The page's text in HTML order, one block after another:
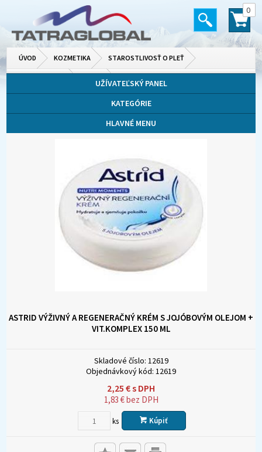
0
ÚVOD KOZMETIKA STAROSTLIVOSŤ O PLEŤ
DENNÉ
UŽÍVATEĽSKÝ PANEL
KATEGÓRIE
HLAVNÉ MENU
ASTRID VÝŽIVNÝ A REGENERAČNÝ KRÉM S JOJÓBOVÝM OLEJOM +
VIT.KOMPLEX 150 ML
Skladové číslo: 12619
Objednávkový kód: 12619
2,25 €s DPH
1,83€bez DPH
ks Kúpiť